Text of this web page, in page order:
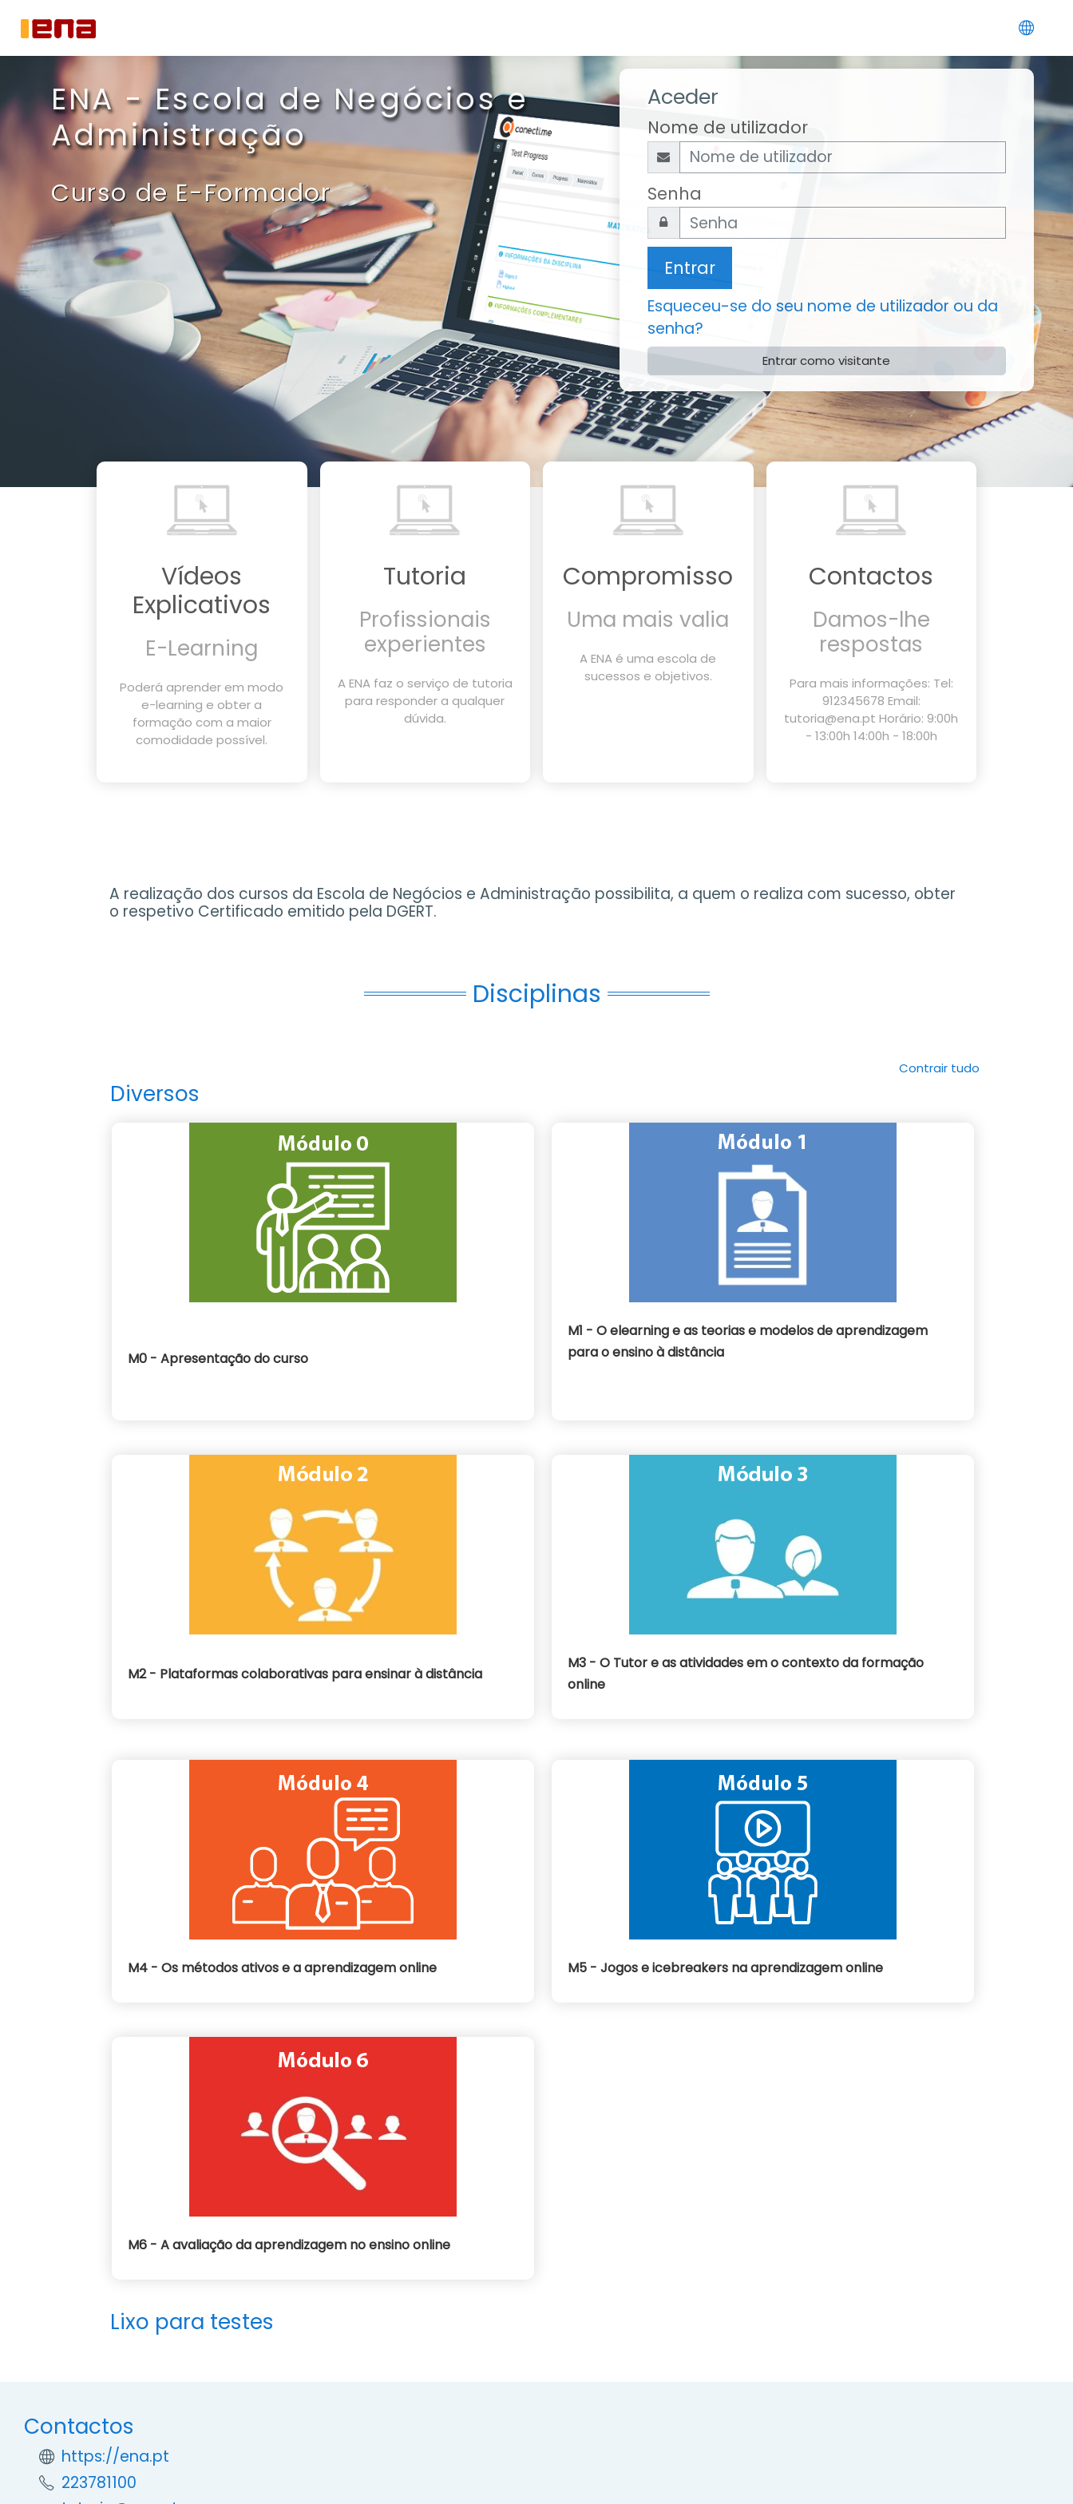
ENA - Escola de Negócios e
Administração
Curso de E-Formador
Aceder
Nome de utilizador
Senha
Entrar
Esqueceu-se do seu nome de utilizador ou da
senha?
Entrar como visitante
Vídeos
Explicativos
E-Learning
Poderá aprender em modo
e-learning e obter a
formação com a maior
comodidade possível.
Tutoria
Profissionais
experientes
A ENA faz o serviço de tutoria
para responder a qualquer
dúvida.
Compromisso
Uma mais valia
A ENA é uma escola de
sucessos e objetivos.
Contactos
Damos-lhe
respostas
Para mais informações: Tel:
912345678 Email:
tutoria@ena.pt Horário: 9:00h
- 13:00h 14:00h - 18:00h
A realização dos cursos da Escola de Negócios e Administração possibilita, a quem o realiza com sucesso, obter
o respetivo Certificado emitido pela DGERT.
Disciplinas
Contrair tudo
Diversos
M0 - Apresentação do curso
M1 - O elearning e as teorias e modelos de aprendizagem
para o ensino à distância
M2 - Plataformas colaborativas para ensinar à distância
M3 - O Tutor e as atividades em o contexto da formação
online
M4 - Os métodos ativos e a aprendizagem online M5 - Jogos e icebreakers na aprendizagem online
M6 - A avaliação da aprendizagem no ensino online
Lixo para testes
Contactos
https://ena.pt
223781100